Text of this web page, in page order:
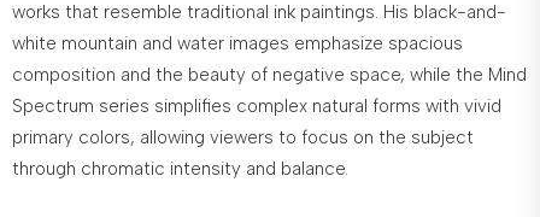
works that resemble traditional ink paintings. His black-and-
white mountain and water images emphasize spacious
composition and the beauty of negative space, while the Mind
Spectrum series simplifies complex natural forms with vivid
primary colors, allowing viewers to focus on the subject
through chromatic intensity and balance.